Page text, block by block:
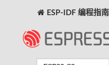
ESP-IDF 编程指南